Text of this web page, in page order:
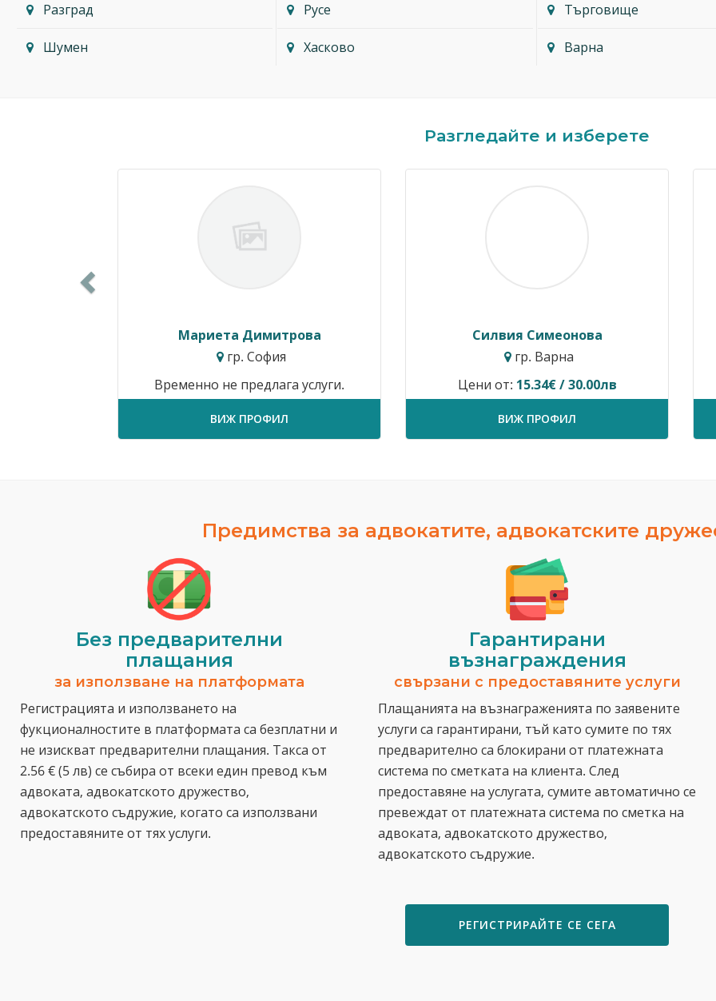
Разград Русе Търговище
Шумен Хасково Варна
Разгледайте и изберете
Силвия Симеонова
гр. Варна
Цени от:15.34€ / 30.00лв
ВИЖ ПРОФИЛ
Димитър Кавалджиев
гр. София
40.90€ / 80.00лв
ВИЖ ПРОФИЛ
Предимства за адвокатите, адвокатските
Без предварителни
плащания
за използване на платформата
Регистрацията и използването на
фукционалностите в платформата са безплатни и
не изискват предварителни плащания. Такса от
2.56 € (5 лв) се събира от всеки един превод към
адвоката, адвокатското дружество,
адвокатското съдружие, когато са използвани
предоставяните от тях услуги.
Гарантирани
възнаграждения
свързани с предоставяните услуги
Плащанията на възнаграженията по заявените
услуги са гарантирани, тъй като сумите по тях
предварително са блокирани от платежната
система по сметката на клиента. След
предоставяне на услугата, сумите автоматично се
превеждат от платежната система по сметка на
адвоката, адвокатското дружество,
адвокатското съдружие.
РЕГИСТРИРАЙТЕ СЕ СЕГА